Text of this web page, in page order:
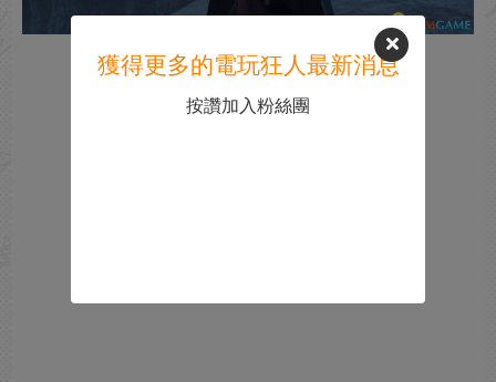
獲得更多的電玩狂人最新消息
按讚加入粉絲團